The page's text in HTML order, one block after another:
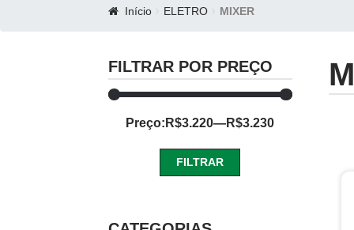
AMACIADOR DE CARNE
BALCÃO DE SERVIÇO
CERVEJEIRA
MÁQUINA
Início ELETRO MIXER
FILTRAR POR PREÇO
FILTRAR
Preço: R$3.220—R$3.230